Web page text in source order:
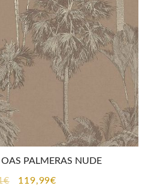
PALMERAS NUDE
€
El119,99€El